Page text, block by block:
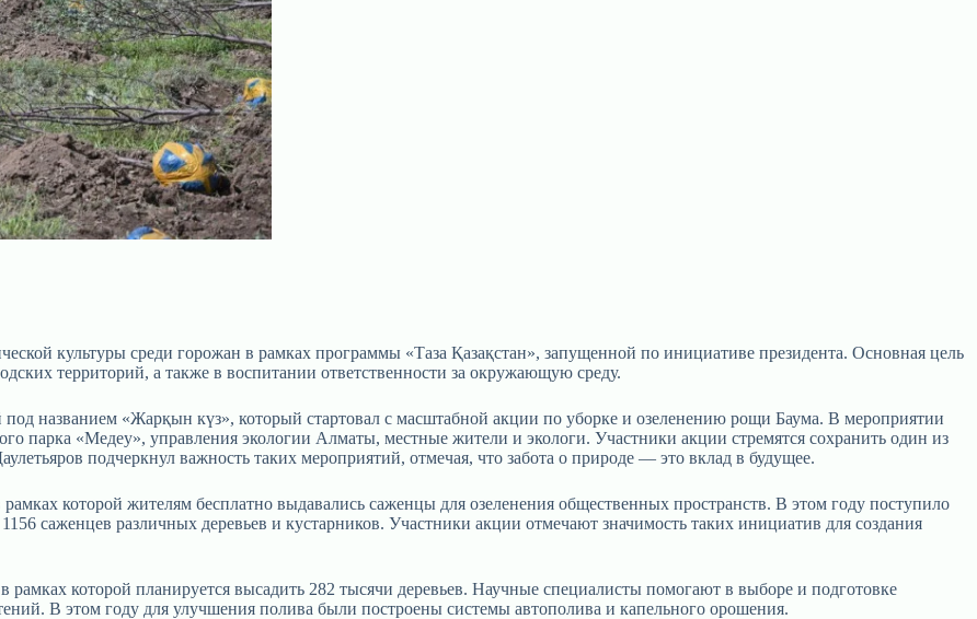
культуры среди горожан в рамках программы «Таза Қазақстан», запущенной по инициативе президента. Основная цель
территорий, а также в воспитании ответственности за окружающую среду.
названием «Жарқын күз», который стартовал с масштабной акции по уборке и озеленению рощи Баума. В мероприятии
парка «Медеу», управления экологии Алматы, местные жители и экологи. Участники акции стремятся сохранить один из
подчеркнул важность таких мероприятий, отмечая, что забота о природе — это вклад в будущее.
которой жителям бесплатно выдавались саженцы для озеленения общественных пространств. В этом году поступило
саженцев различных деревьев и кустарников. Участники акции отмечают значимость таких инициатив для создания
рамках которой планируется высадить 282 тысячи деревьев. Научные специалисты помогают в выборе и подготовке
В этом году для улучшения полива были построены системы автополива и капельного орошения.